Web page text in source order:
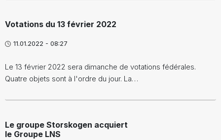
Votations du 13 février 2022
11.01.2022 - 08:27
Le 13 février 2022 sera dimanche de votations fédérales.
Quatre objets sont à l'ordre du jour. La…
Le groupe Storskogen acquiert
le Groupe LNS